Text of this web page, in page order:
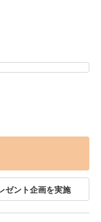
ゼント企画を実施